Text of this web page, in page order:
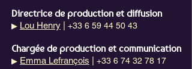
Directrice de production et diffusion
▶ Lou Henry +33 6 59 44 50 43
Chargée de production et communication
▶ Emma Lefrançois +33 6 74 32 78 17